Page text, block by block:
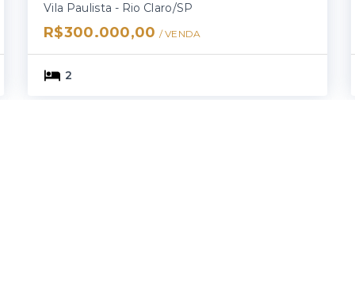
Vila Paulista - Rio Claro/SP
R$300.000,00 / VENDA
2